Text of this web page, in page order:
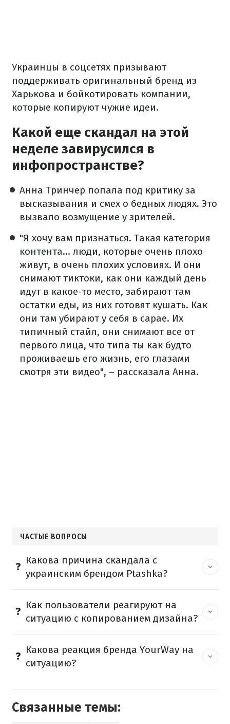
Украинцы в соцсетях призывают
поддерживать оригинальный бренд из
Харькова и бойкотировать компании,
которые копируют чужие идеи.
Какой еще скандал на этой
неделе завирусился в
инфопространстве?
Анна Тринчер попала под критику за
высказывания и смех о бедных людях. Это
вызвало возмущение у зрителей.
"Я хочу вам признаться. Такая категория
контента... люди, которые очень плохо
живут, в очень плохих условиях. И они
снимают тиктоки, как они каждый день
идут в какое-то место, забирают там
остатки еды, из них готовят кушать. Как
они там убирают у себя в сарае. Их
типичный стайл, они снимают все от
первого лица, что типа ты как будто
проживаешь его жизнь, его глазами
смотря эти видео", – рассказала Анна.
ЧАСТЫЕ ВОПРОСЫ
Какова причина скандала с
украинским брендом Ptashka?
Как пользователи реагируют на
ситуацию с копированием дизайна?
Какова реакция бренда YourWay на
ситуацию?
Связанные темы: